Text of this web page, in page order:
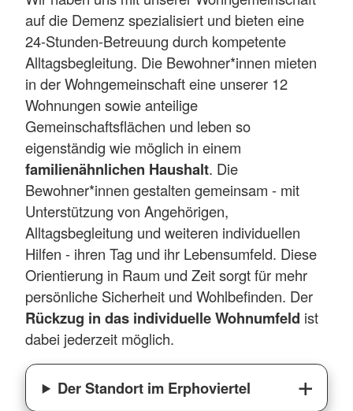
auf die Demenz spezialisiert und bieten eine
24-Stunden-Betreuung durch kompetente
Alltagsbegleitung. Die Bewohner*innen mieten
in der Wohngemeinschaft eine unserer 12
Wohnungen sowie anteilige
Gemeinschaftsflächen und leben so
eigenständig wie möglich in einem
familienähnlichen Haushalt. Die
Bewohner*innen gestalten gemeinsam - mit
Unterstützung von Angehörigen,
Alltagsbegleitung und weiteren individuellen
Hilfen - ihren Tag und ihr Lebensumfeld. Diese
Orientierung in Raum und Zeit sorgt für mehr
persönliche Sicherheit und Wohlbefinden. Der
Rückzug in das individuelle Wohnumfeld ist
dabei jederzeit möglich.
Der Standort im Erphoviertel